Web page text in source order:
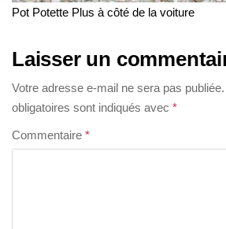
Pot Potette Plus à côté de la voiture
Laisser un
Votre adresse e-mail ne sera pas publiée.
obligatoires sont indiqués avec *
Commentaire *